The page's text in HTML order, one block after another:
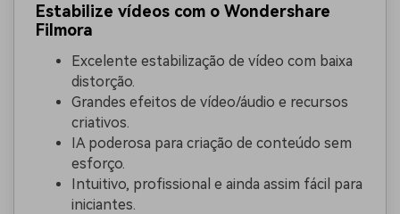
Estabilize vídeos com o Wondershare
Filmora
Excelente estabilização de vídeo com baixa
distorção.
Grandes efeitos de vídeo/áudio e recursos
criativos.
IA poderosa para criação de conteúdo sem
esforço.
Intuitivo, profissional e ainda assim fácil para
iniciantes.